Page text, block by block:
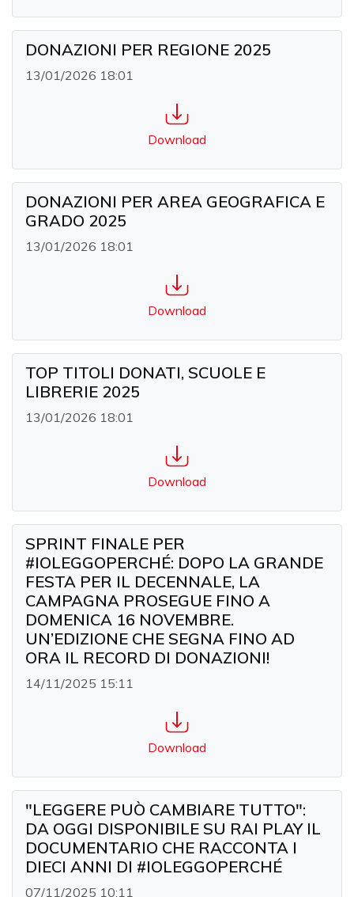
DONAZIONI PER REGIONE 2025
13/01/2026 18:01
Download
DONAZIONI PER AREA GEOGRAFICA E
GRADO 2025
13/01/2026 18:01
Download
TOP TITOLI DONATI, SCUOLE E
LIBRERIE 2025
13/01/2026 18:01
Download
SPRINT FINALE PER
#IOLEGGOPERCHÉ: DOPO LA GRANDE
FESTA PER IL DECENNALE, LA
CAMPAGNA PROSEGUE FINO A
DOMENICA 16 NOVEMBRE.
UN’EDIZIONE CHE SEGNA FINO AD
ORA IL RECORD DI DONAZIONI!
14/11/2025 15:11
Download
"LEGGERE PUÒ CAMBIARE TUTTO":
DA OGGI DISPONIBILE SU RAI PLAY IL
DOCUMENTARIO CHE RACCONTA I
DIECI ANNI DI #IOLEGGOPERCHÉ
07/11/2025 10:11